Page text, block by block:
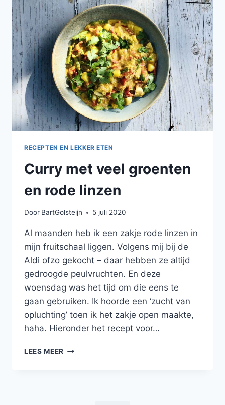
RECEPTEN EN LEKKER ETEN
Curry met veel groenten
en rode linzen
Door BartGolsteijn 5 juli 2020
Al maanden heb ik een zakje rode linzen in
mijn fruitschaal liggen. Volgens mij bij de
Aldi ofzo gekocht – daar hebben ze altijd
gedroogde peulvruchten. En deze
woensdag was het tijd om die eens te
gaan gebruiken. Ik hoorde een ‘zucht van
opluchting’ toen ik het zakje open maakte,
haha. Hieronder het recept voor…
LEES MEER CURRY